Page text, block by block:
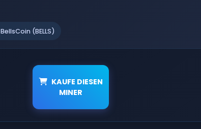
BellsCoin (BELLS)
KAUFE DIESEN
MINER